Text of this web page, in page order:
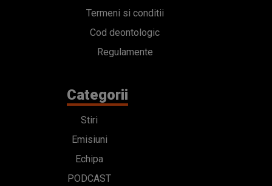
Termeni si conditii
Cod deontologic
Regulamente
Categorii
Stiri
Emisiuni
Echipa
PODCAST